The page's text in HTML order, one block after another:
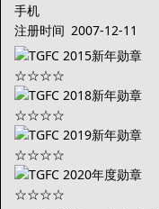
手机
注册时间 2007-12-11